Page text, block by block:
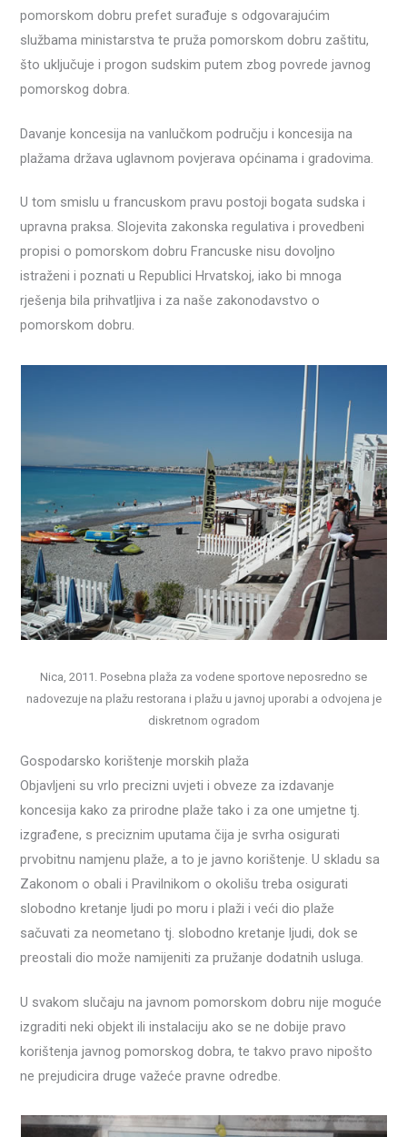
pomorskom dobru prefet surađuje s odgovarajućim
službama ministarstva te pruža pomorskom dobru zaštitu,
što uključuje i progon sudskim putem zbog povrede javnog
pomorskog dobra.
Davanje koncesija na vanlučkom području i koncesija na
plažama država uglavnom povjerava općinama i gradovima.
U tom smislu u francuskom pravu postoji bogata sudska i
upravna praksa. Slojevita zakonska regulativa i provedbeni
propisi o pomorskom dobru Francuske nisu dovoljno
istraženi i poznati u Republici Hrvatskoj, iako bi mnoga
rješenja bila prihvatljiva i za naše zakonodavstvo o
pomorskom dobru.
Nica, 2011. Posebna plaža za vodene sportove neposredno se
nadovezuje na plažu restorana i plažu u javnoj uporabi a odvojena je
diskretnom ogradom
Gospodarsko korištenje morskih plaža
Objavljeni su vrlo precizni uvjeti i obveze za izdavanje
koncesija kako za prirodne plaže tako i za one umjetne tj.
izgrađene, s preciznim uputama čija je svrha osigurati
prvobitnu namjenu plaže, a to je javno korištenje. U skladu sa
Zakonom o obali i Pravilnikom o okolišu treba osigurati
slobodno kretanje ljudi po moru i plaži i veći dio plaže
sačuvati za neometano tj. slobodno kretanje ljudi, dok se
preostali dio može namijeniti za pružanje dodatnih usluga.
U svakom slučaju na javnom pomorskom dobru nije moguće
izgraditi neki objekt ili instalaciju ako se ne dobije pravo
korištenja javnog pomorskog dobra, te takvo pravo nipošto
ne prejudicira druge važeće pravne odredbe.